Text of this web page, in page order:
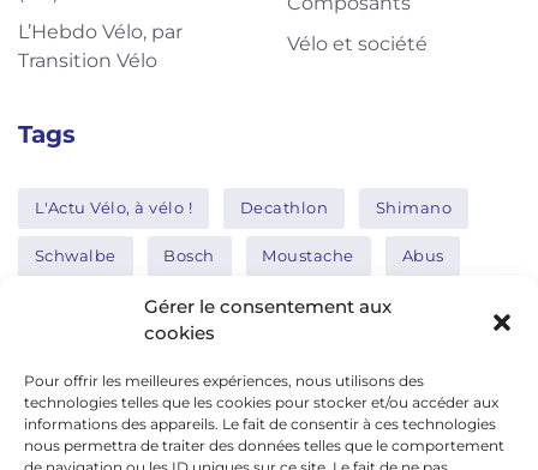
Gérer le consentement aux
cookies
Pour offrir les meilleures expériences, nous utilisons des
technologies telles que les cookies pour stocker et/ou accéder aux
informations des appareils. Le fait de consentir à ces technologies
nous permettra de traiter des données telles que le comportement
L’Hebdo Vélo, par
Transition Vélo
Vélo et société
Tags
L'Actu Vélo, à vélo ! Decathlon Shimano
Schwalbe Bosch Moustache Abus
Thule Nakamura
Réseaux sociaux